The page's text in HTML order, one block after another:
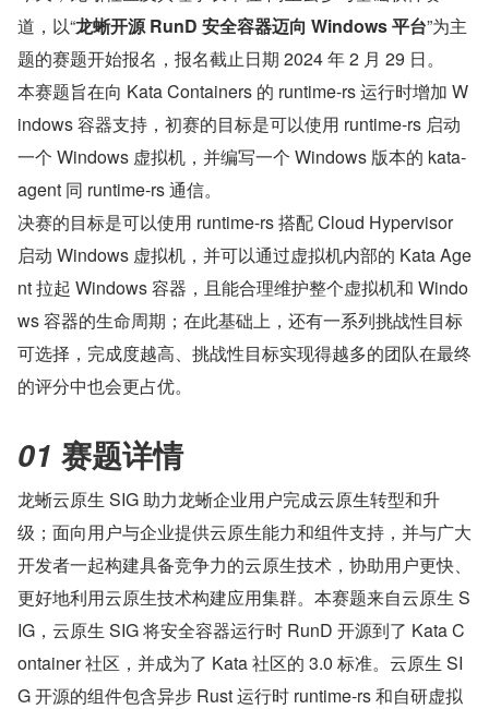
道，以“龙蜥开源 RunD 安全容器迈向 Windows 平台”为主
题的赛题开始报名，报名截止日期 2024 年 2 月 29 日。
本赛题旨在向 Kata Containers 的 runtime-rs 运行时增加 W
indows 容器支持，初赛的目标是可以使用 runtime-rs 启动
一个 Windows 虚拟机，并编写一个 Windows 版本的 kata-
agent 同 runtime-rs 通信。
决赛的目标是可以使用 runtime-rs 搭配 Cloud Hypervisor
启动 Windows 虚拟机，并可以通过虚拟机内部的 Kata Age
nt 拉起 Windows 容器，且能合理维护整个虚拟机和 Windo
ws 容器的生命周期；在此基础上，还有一系列挑战性目标
可选择，完成度越高、挑战性目标实现得越多的团队在最终
的评分中也会更占优。
01 赛题详情
龙蜥云原生 SIG 助力龙蜥企业用户完成云原生转型和升
级；面向用户与企业提供云原生能力和组件支持，并与广大
开发者一起构建具备竞争力的云原生技术，协助用户更快、
更好地利用云原生技术构建应用集群。本赛题来自云原生 S
IG，云原生 SIG 将安全容器运行时 RunD 开源到了 Kata C
ontainer 社区，并成为了 Kata 社区的 3.0 标准。云原生 SI
G 开源的组件包含异步 Rust 运行时 runtime-rs 和自研虚拟